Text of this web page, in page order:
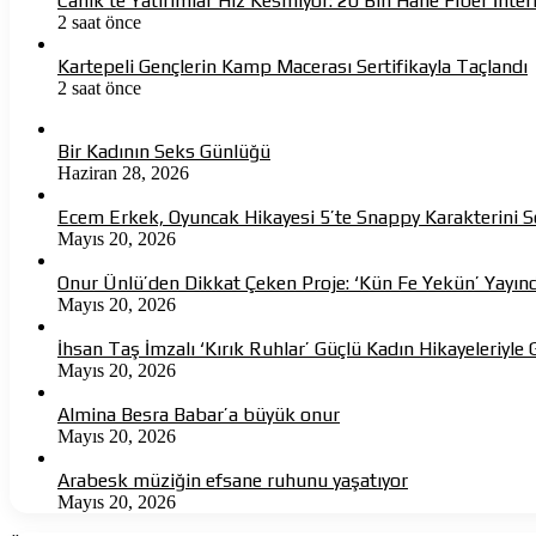
2 saat önce
Kartepeli Gençlerin Kamp Macerası Sertifikayla Taçlandı
2 saat önce
Bir Kadının Seks Günlüğü
Haziran 28, 2026
Ecem Erkek, Oyuncak Hikayesi 5’te Snappy Karakterini
Mayıs 20, 2026
Onur Ünlü’den Dikkat Çeken Proje: ‘Kün Fe Yekün’
Mayıs 20, 2026
İhsan Taş İmzalı ‘Kırık Ruhlar’ Güçlü Kadın Hikayeleriyle
Mayıs 20, 2026
Almina Besra Babar’a büyük onur
Mayıs 20, 2026
Arabesk müziğin efsane ruhunu yaşatıyor
Mayıs 20, 2026